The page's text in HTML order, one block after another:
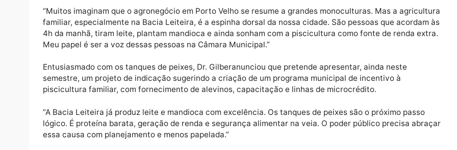
que envolve desde a ordenha até projetos inovadores de piscicultura.
Em declaração à nossa reportagem, Dr. Gilber — conhecido por sua atuação enfática em defesa do
empreendedorismo e da desburocratização — afirmou que ficou impressionado com a resiliência e a
“Muitos imaginam que o agronegócio em Porto Velho se resume a grandes monoculturas. Mas a
familiar, especialmente na Bacia Leiteira, é a espinha dorsal da nossa cidade. São pessoas que
4h da manhã, tiram leite, plantam mandioca e ainda sonham com a piscicultura como fonte de
Meu papel é ser a voz dessas pessoas na Câmara Municipal.”